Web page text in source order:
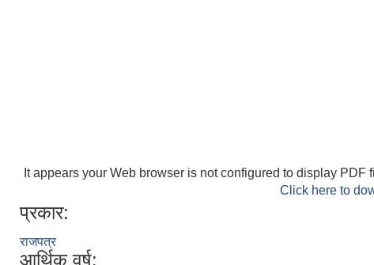
It appears your Web browser is not configured to display PDF
Click here to
प्रकार:
राजपत्र
आर्थिक वर्ष: